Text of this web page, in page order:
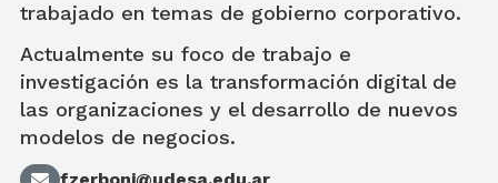
trabajado en temas de gobierno corporativo.
Actualmente su foco de trabajo e
investigación es la transformación digital de
las organizaciones y el desarrollo de nuevos
modelos de negocios.